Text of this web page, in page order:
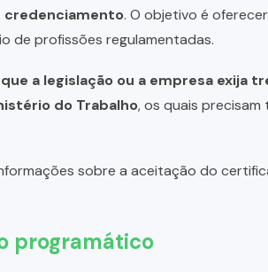
credenciamento. O objetivo é
de profissões regulamentadas.
que a legislação ou a empresa
do Trabalho, os quais precisam
sobre a aceitação do
programático